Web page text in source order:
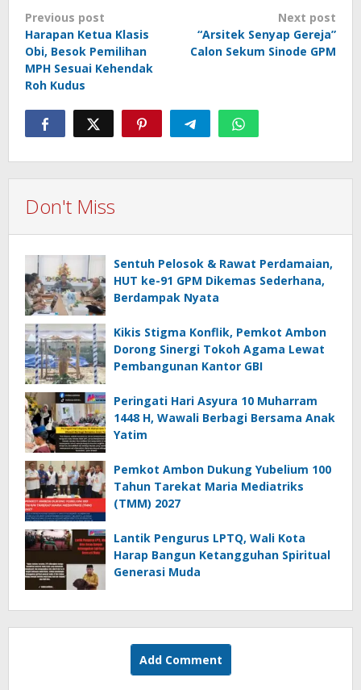
Post
navigation
Previous post
Harapan Ketua Klasis
Obi, Besok Pemilihan
MPH Sesuai Kehendak
Roh Kudus
Next post
“Arsitek Senyap Gereja”
Calon Sekum Sinode GPM
Don't Miss
Sentuh Pelosok & Rawat Perdamaian,
HUT ke-91 GPM Dikemas Sederhana,
Berdampak Nyata
Kikis Stigma Konflik, Pemkot Ambon
Dorong Sinergi Tokoh Agama Lewat
Pembangunan Kantor GBI
Peringati Hari Asyura 10 Muharram
1448 H, Wawali Berbagi Bersama Anak
Yatim
Pemkot Ambon Dukung Yubelium 100
Tahun Tarekat Maria Mediatriks
(TMM) 2027
Lantik Pengurus LPTQ, Wali Kota
Harap Bangun Ketangguhan Spiritual
Generasi Muda
Add Comment